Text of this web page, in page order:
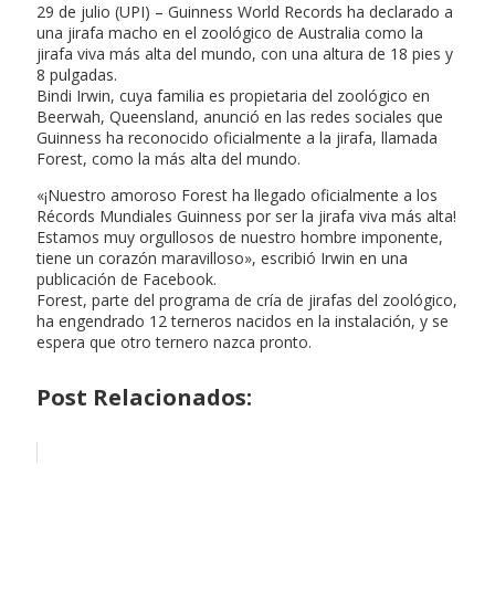
29 de julio (UPI) – Guinness World Records ha declarado a
una jirafa macho en el zoológico de Australia como la
jirafa viva más alta del mundo, con una altura de 18 pies y
8 pulgadas.
Bindi Irwin, cuya familia es propietaria del zoológico en
Beerwah, Queensland, anunció en las redes sociales que
Guinness ha reconocido oficialmente a la jirafa, llamada
Forest, como la más alta del mundo.
«¡Nuestro amoroso Forest ha llegado oficialmente a los
Récords Mundiales Guinness por ser la jirafa viva más alta!
Estamos muy orgullosos de nuestro hombre imponente,
tiene un corazón maravilloso», escribió Irwin en una
publicación de Facebook.
Forest, parte del programa de cría de jirafas del zoológico,
ha engendrado 12 terneros nacidos en la instalación, y se
espera que otro ternero nazca pronto.
Post Relacionados: